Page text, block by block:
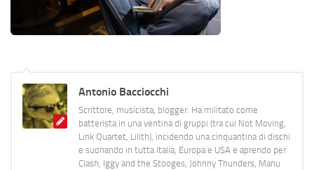
Antonio Bacciocchi
Scrittore, musicista, blogger. Ha militato come
batterista in una ventina di gruppi (tra cui Not Moving,
Link Quartet, Lilith), incidendo una cinquantina di dischi
e suonando in tutta Italia, Europa e USA e aprendo per
Clash, Iggy and the Stooges, Johnny Thunders, Manu